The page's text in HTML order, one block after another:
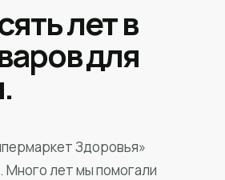
лет в
для
Здоровья»
Много лет мы помогали